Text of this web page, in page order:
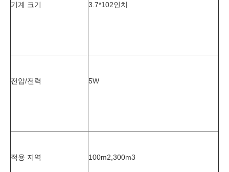
기계 크기 3.7*102인치
전압/전력 5W
적용 지역 100m2,300m3